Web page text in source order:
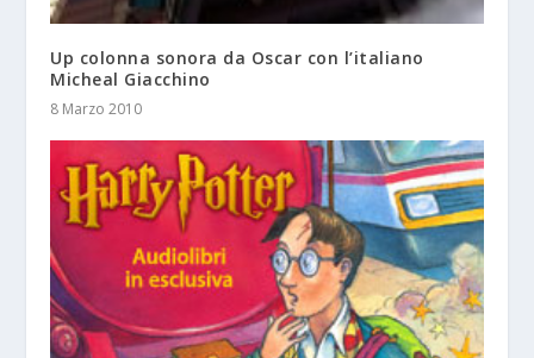
Up colonna sonora da Oscar con l’italiano
Micheal Giacchino
8 Marzo 2010